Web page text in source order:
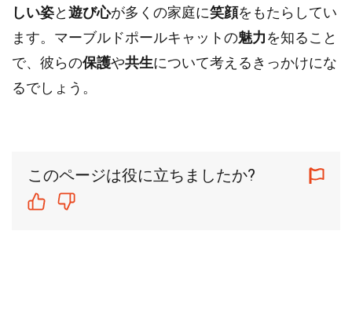
しい姿と遊び心が多くの家庭に笑顔をもたらしてい
ます。マーブルドポールキャットの魅力を知ること
で、彼らの保護や共生について考えるきっかけにな
るでしょう。
このページは役に立ちましたか?